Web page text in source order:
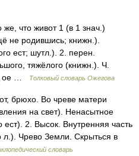
что живот 1 (в 1 знач.)
не родившись; книжн.).
ест; шутл.). 2. перен.
тяжёлого (книжн.). Ч.
ое …
Толковый словарь Ожегова
брюхо. Во чреве матери
на свет). Ненасытное
2. Высок. Внутренняя часть
л.). Чрево Земли. Скрыться в
словарь